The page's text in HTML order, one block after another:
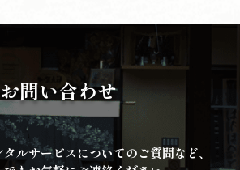
お問い合わせ
ルサービスについてのご質問など、